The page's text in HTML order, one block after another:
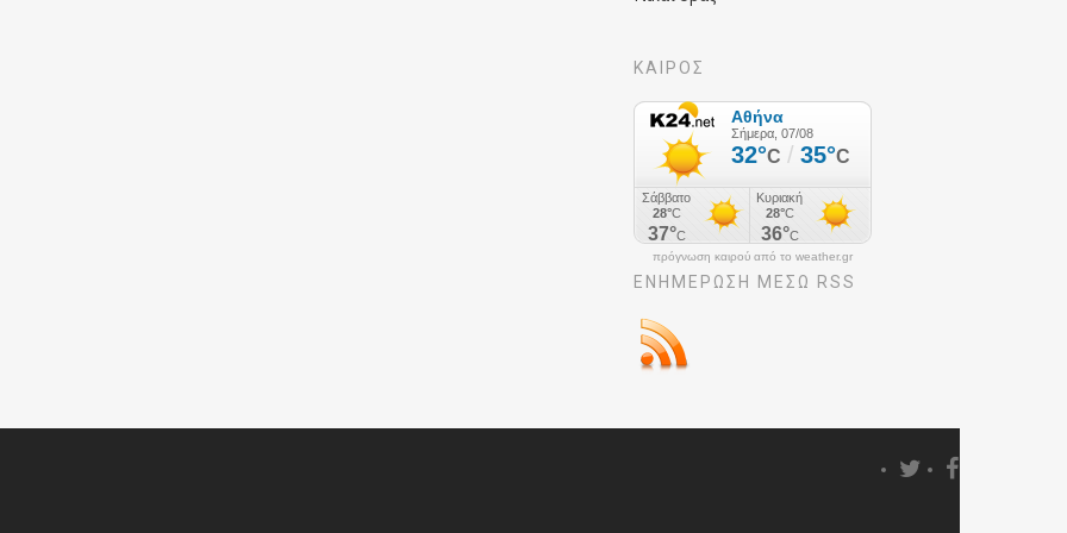
ΚΑΙΡΟΣ
πρόγνωση καιρού από το weather.gr
ΕΝΗΜΈΡΩΣΉ ΜΕΣΩ RSS